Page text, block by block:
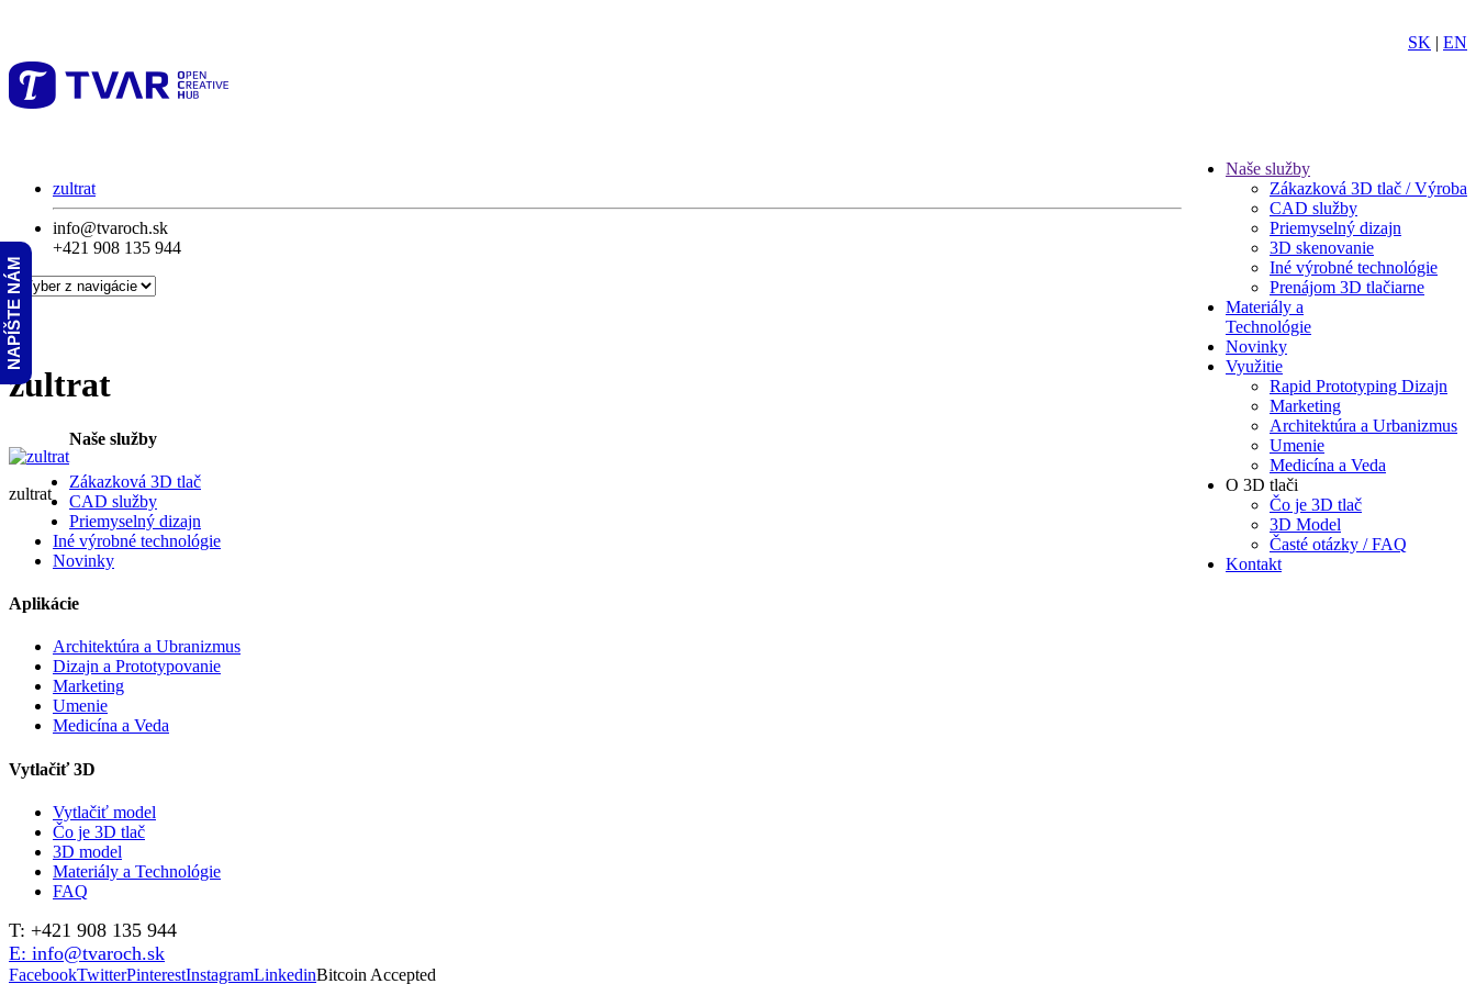
SK | EN
Naše služby
Zákazková 3D tlač / Výroba
CAD služby
Priemyselný dizajn
3D skenovanie
Iné výrobné technológie
Prenájom 3D tlačiarne
Materiály a
Technológie
Novinky
Využitie
Rapid Prototyping Dizajn
Marketing
Architektúra a Urbanizmus
Umenie
Medicína a Veda
O 3D tlači
Čo je 3D tlač
3D Model
Časté otázky / FAQ
Kontakt
zultrat
info@tvaroch.sk
+421 908 135 944
zultrat
zultrat
Naše služby
Zákazková 3D tlač
CAD služby
Priemyselný dizajn
Iné výrobné technológie
Novinky
Aplikácie
Architektúra a Ubranizmus
Dizajn a Prototypovanie
Marketing
Umenie
Medicína a Veda
Vytlačiť 3D
Vytlačiť model
Čo je 3D tlač
3D model
Materiály a Technológie
FAQ
T: +421 908 135 944
E: info@tvaroch.sk
FacebookTwitterPinterestInstagramLinkedinBitcoin Accepted
NAPÍŠTE NÁM